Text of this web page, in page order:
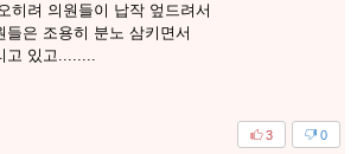
히려 의원들이 납작 엎드려서
들은 조용히 분노 삼키면서
고 있고........
0
3